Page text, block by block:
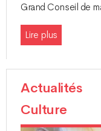
Grand Conseil de
Lire plus
Actualités
Culture